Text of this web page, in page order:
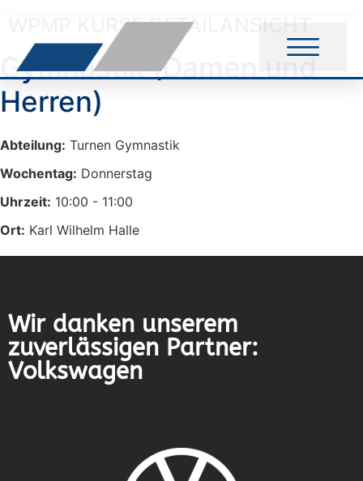
WPMP KURSE DETAILANSICHT
Gymnastik (Damen und
Herren)
Abteilung: Turnen Gymnastik
Wochentag: Donnerstag
Uhrzeit: 10:00 - 11:00
Ort: Karl Wilhelm Halle
Wir danken unserem
zuverlässigen Partner:
Volkswagen